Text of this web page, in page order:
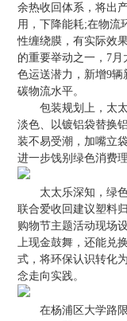
余热收回体系，将出
用，下降能耗;在物流
性缠绕膜，有实际效
的重要举动之一，7
色运送潜力，新增9
碳物流水平。
包装规划上，太太
淡色、以镀铝袋替换
装不易受潮，加嘴立
进一步饯别绿色消费理
太太乐深知，绿色
联合爱收回建议塑料
购物节主题活动现场
上现金鼓舞，还能兑
式，将环保认识转化
念走向实践。
在杨浦区大学路限